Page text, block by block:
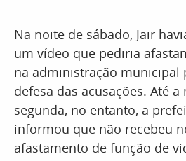
Na noite de sábado, Jair
um vídeo que pediria
na administração municipal
defesa das acusações. Até a
segunda, no entanto, a
informou que não recebeu
afastamento de função de